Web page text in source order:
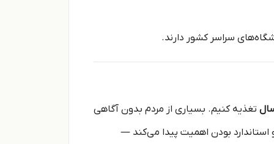
سراسر کشور دارند.
تغذیه کنیم. بسیاری از مردم بدون آگاهی
بودن اهمیت پیدا می‌کند —